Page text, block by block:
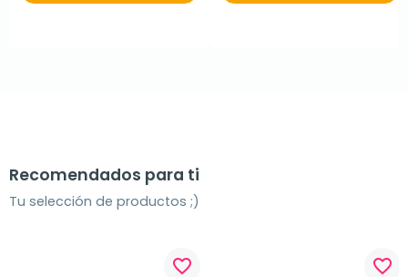
Recomendados para ti
Tu selección de productos ;)
favorite_border favorite_border